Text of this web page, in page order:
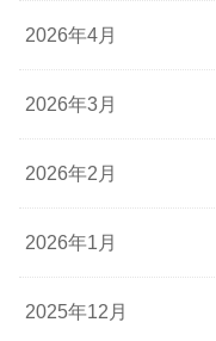
2026年4月
2026年3月
2026年2月
2026年1月
2025年12月